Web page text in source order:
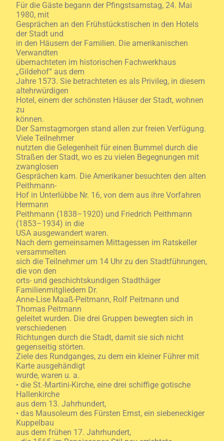
Für die Gäste begann der Pfingstsamstag, 24. Mai
1980, mit
Gesprächen an den Frühstückstischen in den Hotels
der Stadt und
in den Häusern der Familien. Die amerikanischen
Verwandten
übernachteten im historischen Fachwerkhaus
„Gildehof“ aus dem
Jahre 1573. Sie betrachteten es als Privileg, in diesem
altehrwürdigen
Hotel, einem der schönsten Häuser der Stadt, wohnen
zu
können.
Der Samstagmorgen stand allen zur freien Verfügung.
Viele Teilnehmer
nutzten die Gelegenheit für einen Bummel durch die
Straßen der Stadt, wo es zu vielen Begegnungen mit
zwanglosen
Gesprächen kam. Die Amerikaner besuchten den alten
Peithmann-
Hof in Unterlübbe Nr. 16, von dem aus ihre Vorfahren
Hermann
Peithmann (1838–1920) und Friedrich Peithmann
(1853–1934) in die
USA ausgewandert waren.
Nach dem gemeinsamen Mittagessen im Ratskeller
versammelten
sich die Teilnehmer um 14 Uhr zu den Stadtführungen,
die von den
orts- und geschichtskundigen Stadthäger
Familienmitgliedern Dr.
Anne-Lise Maaß-Peitmann, Rolf Peitmann und
Thomas Peitmann
geleitet wurden. Die drei Gruppen bewegten sich in
verschiedenen
Richtungen durch die Stadt, damit sie sich nicht
gegenseitig störten.
Ziele des Rundganges, zu dem ein kleiner Führer mit
Karte ausgehändigt
wurde, waren u. a.
• die St.-Martini-Kirche, eine drei schiffige gotische
Hallenkirche
aus dem 13. Jahrhundert,
• das Mausoleum des Fürsten Ernst, ein siebeneckiger
Kuppelbau
aus dem frühen 17. Jahrhundert,